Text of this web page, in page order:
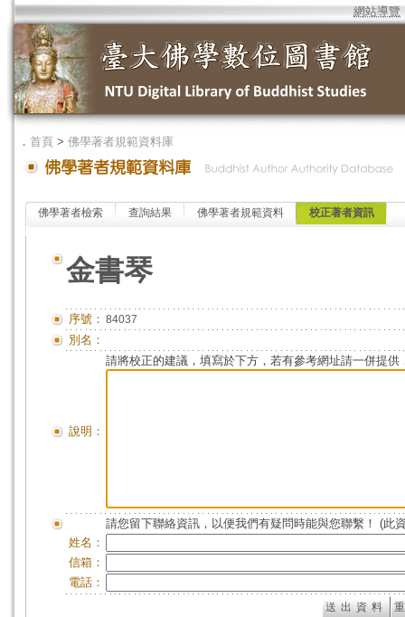
網站導覽
． 首頁 > 佛學著者規範資料庫
佛學著者檢索 查詢結果 佛學著者規範資料 校正著者資訊
金書琴
序號： 84037
別名：
說明：
請將校正的建議，填寫於下方，若有參考網址請一併提供
請您留下聯絡資訊，以便我們有疑問時能與您聯繫！ (此
姓名：
信箱：
電話：